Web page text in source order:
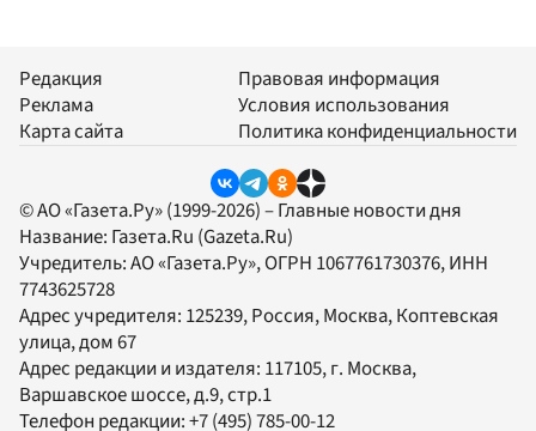
Редакция
Реклама
Карта сайта
Правовая информация
Условия использования
Политика конфиденциальности
© АО «Газета.Ру» (1999-2026) – Главные новости дня
Название: Газета.Ru (Gazeta.Ru)
Учредитель:АО «Газета.Ру», ОГРН 1067761730376, ИНН
7743625728
Адрес учредителя: 125239, Россия, Москва, Коптевская
улица, дом 67
Адрес редакции и издателя: 117105, г. Москва,
Варшавское шоссе, д.9, стр.1
Телефон редакции:+7 (495) 785-00-12